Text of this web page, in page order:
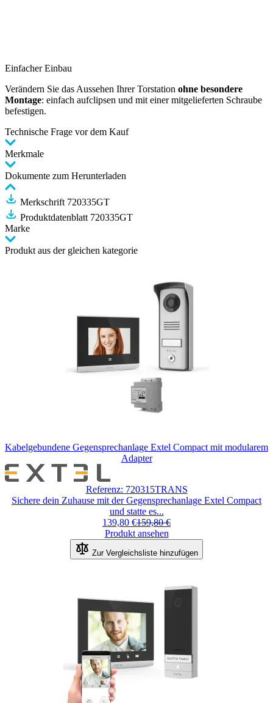
Einfacher Einbau
Verändern Sie das Aussehen Ihrer Torstation ohne besondere
Montage: einfach aufclipsen und mit einer mitgelieferten Schraube
befestigen.
Technische Frage vor dem Kauf
Merkmale
Dokumente zum Herunterladen
Merkschrift 720335GT
Produktdatenblatt 720335GT
Marke
Produkt aus der gleichen kategorie
Kabelgebundene Gegensprechanlage Extel Compact mit modularem
Adapter
hängt
von
den
auf
der
gewählten
Referenz: 720315TRANS
Sichere dein Zuhause mit der Gegensprechanlage Extel Compact
und statte es...
139,80 €159,80 €
Produkt ansehen
Zur Vergleichsliste hinzufügen